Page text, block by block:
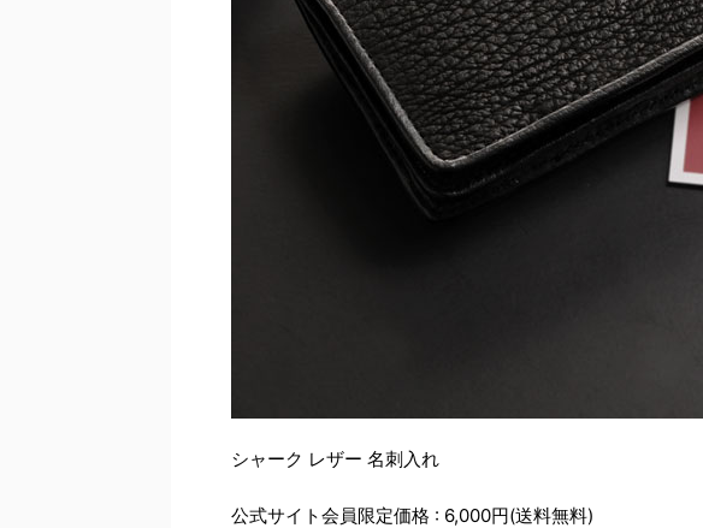
シャーク レザー 名刺入れ
公式サイト会員限定価格 : 6,000円(送料無料)